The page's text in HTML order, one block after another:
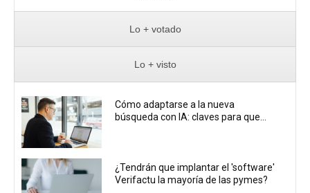
Lo + votado
Lo + visto
Cómo adaptarse a la nueva
búsqueda con IA: claves para que...
¿Tendrán que implantar el 'software'
Verifactu la mayoría de las pymes?